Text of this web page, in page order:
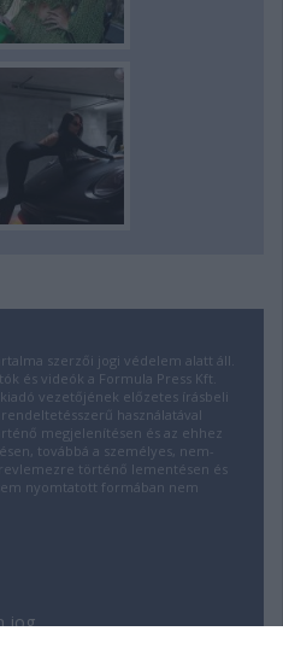
szerzői jogi védelem alatt áll.
és videók a Formula Press Kft.
vezetőjének előzetes írásbeli
használatával
megjelenítésen és az ehhez
továbbá a személyes, nem-
történő lementésen és
nyomtatott formában nem
jog